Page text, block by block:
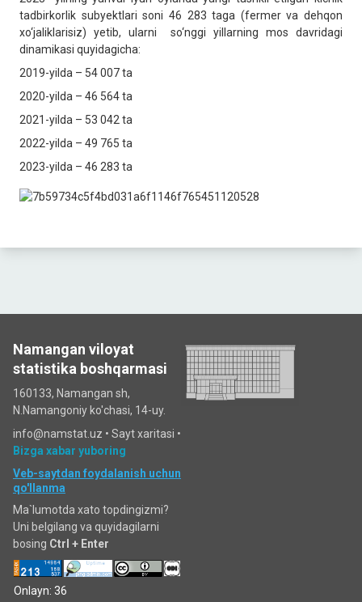
tadbirkorlik subyektlari soni 46 283 taga (fermer va dehqon
xo‘jaliklarisiz) yetib, ularni so‘nggi yillarning mos davridagi
dinamikasi quyidagicha:
2019-yilda – 54 007 ta
2020-yilda – 46 564 ta
2021-yilda – 53 042 ta
2022-yilda – 49 765 ta
2023-yilda – 46 283 ta
Namangan viloyat
statistika boshqarmasi
160133, Namangan sh,
N.Namangoniy ko'chasi, 14-uy.
info@namstat.uz • Sayt xaritasi •
Bizga xabar yuboring
Veb-saytdan foydalanish uchun
qo'llanma
Ma`lumotda xato topdingizmi?
Uni belgilang va quyidagilarni
bosing Ctrl + Enter
Onlayn: 36